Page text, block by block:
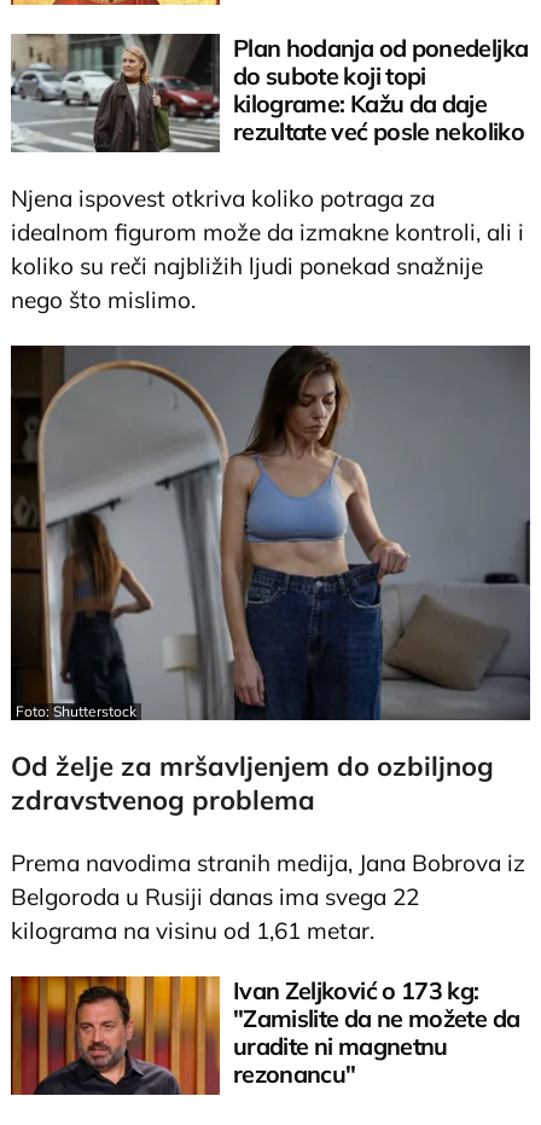
Plan hodanja od ponedeljka
do subote koji topi
kilograme: Kažu da daje
rezultate već posle nekoliko
Njena ispovest otkriva koliko potraga za
idealnom figurom može da izmakne kontroli, ali i
koliko su reči najbližih ljudi ponekad snažnije
nego što mislimo.
Foto: Shutterstock
Od želje za mršavljenjem do ozbiljnog
zdravstvenog problema
Prema navodima stranih medija, Jana Bobrova iz
Belgoroda u Rusiji danas ima svega 22
kilograma na visinu od 1,61 metar.
Ivan Zeljković o 173 kg:
"Zamislite da ne možete da
uradite ni magnetnu
rezonancu"